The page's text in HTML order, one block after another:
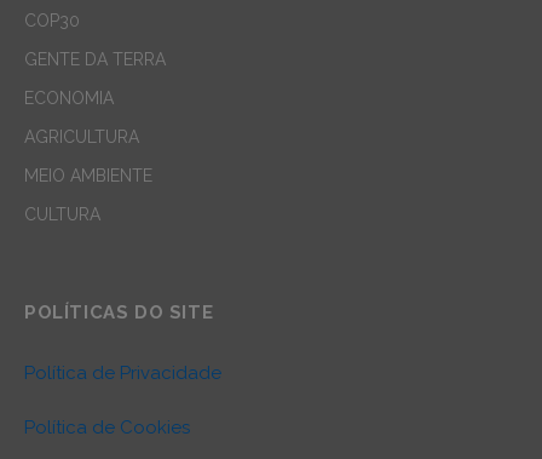
COP30
GENTE DA TERRA
ECONOMIA
AGRICULTURA
MEIO AMBIENTE
CULTURA
POLÍTICAS DO SITE
Política de Privacidade
Política de Cookies